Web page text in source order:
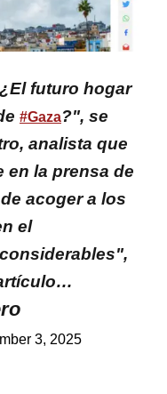
futuro hogar
#Gaza?", se
analista que
en la prensa de
acoger a los
el
3, 2025